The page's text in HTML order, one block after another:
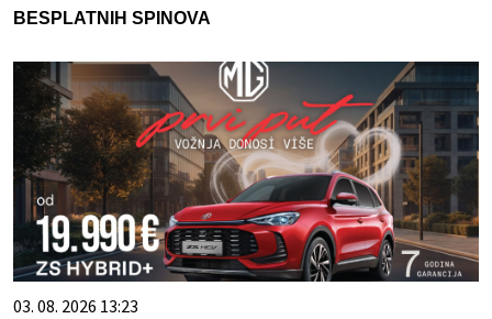
BESPLATNIH SPINOVA
03. 08. 2026 13:23